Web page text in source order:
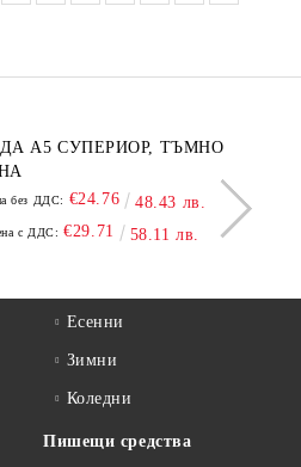
А5 СУПЕРИОР, ТЪМНО
без ДДС: €24.76 48.43 лв.
с ДДС: €29.71 58.11 лв.
Есенни
Зимни
Коледни
Пишещи средства